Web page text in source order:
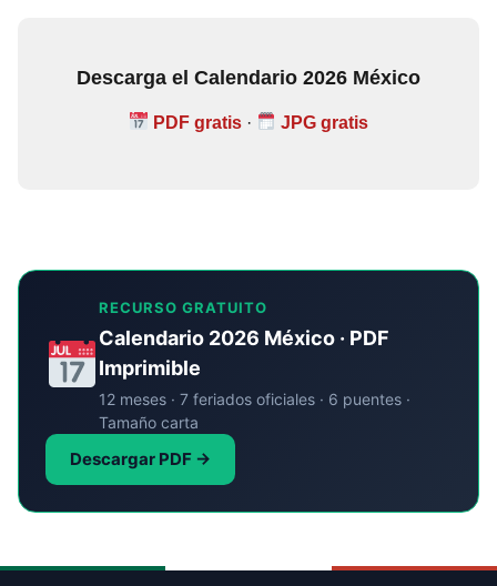
Descarga el Calendario 2026 México
PDF gratis · JPG gratis
RECURSO GRATUITO
Calendario 2026 México · PDF
Imprimible
12 meses · 7 feriados oficiales · 6 puentes ·
Tamaño carta
Descargar PDF →